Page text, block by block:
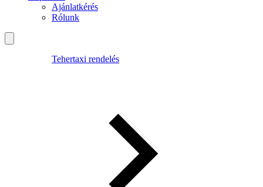
Ajánlatkérés
Rólunk
Tehertaxi rendelés